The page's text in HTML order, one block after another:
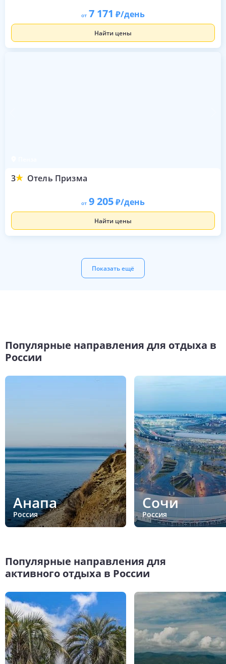
от 7 171 /день
Найти цены
3 Отель Призма
от 9 205 /день
Найти цены
Показать ещё
Популярные направления для отдыха в
России
Анапа
Россия
Сочи
Россия
Популярные направления для
активного отдыха в России